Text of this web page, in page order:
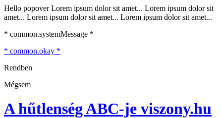
Hello popover Lorem ipsum dolor sit amet... Lorem ipsum dolor sit
amet... Lorem ipsum dolor sit amet... Lorem ipsum dolor sit amet...
* common.systemMessage *
* common.okay *
Rendben
Mégsem
A hűtlenség ABC-je viszony.hu